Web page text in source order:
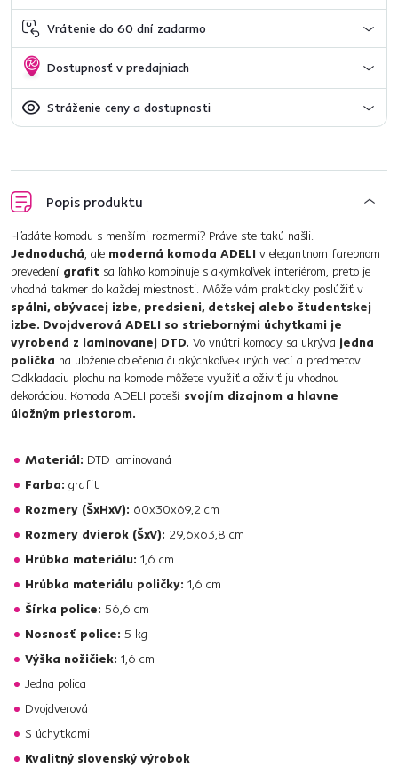
Vrátenie do 60 dní zadarmo
Dostupnosť v predajniach
Stráženie ceny a dostupnosti
Popis produktu
Hľadáte komodu s menšími rozmermi? Práve ste takú našli.
Jednoduchá, ale moderná komoda ADELI v elegantnom farebnom
prevedení grafit sa ľahko kombinuje s akýmkoľvek interiérom, preto je
vhodná takmer do každej miestnosti. Môže vám prakticky poslúžiť v
spálni, obývacej izbe, predsieni, detskej alebo študentskej
izbe. Dvojdverová ADELI so striebornými úchytkami je
vyrobená z laminovanej DTD. Vo vnútri komody sa ukrýva jedna
polička na uloženie oblečenia či akýchkoľvek iných vecí a predmetov.
Odkladaciu plochu na komode môžete využiť a oživiť ju vhodnou
dekoráciou. Komoda ADELI poteší svojím dizajnom a hlavne
úložným priestorom.
Materiál: DTD laminovaná
Farba: grafit
Rozmery (ŠxHxV): 60x30x69,2 cm
Rozmery dvierok (ŠxV): 29,6x63,8 cm
Hrúbka materiálu: 1,6 cm
Hrúbka materiálu poličky: 1,6 cm
Šírka police: 56,6 cm
Nosnosť police: 5 kg
Výška nožičiek: 1,6 cm
Jedna polica
Dvojdverová
S úchytkami
Kvalitný slovenský výrobok